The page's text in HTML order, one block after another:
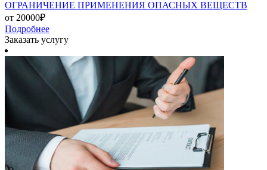
ОГРАНИЧЕНИЕ ПРИМЕНЕНИЯ ОПАСНЫХ ВЕЩЕСТВ
от 20000₽
Подробнее
Заказать услугу